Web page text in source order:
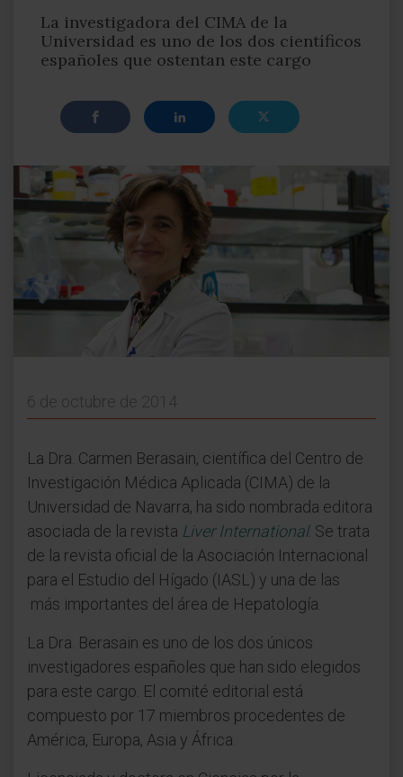
La investigadora del CIMA de la
Universidad es uno de los dos científicos
españoles que ostentan este cargo
6 de octubre de 2014
La Dra. Carmen Berasain, científica del Centro de
Investigación Médica Aplicada (CIMA) de la
Universidad de Navarra, ha sido nombrada editora
asociada de la revista Liver International. Se trata
de la revista oficial de la Asociación Internacional
para el Estudio del Hígado (IASL) y una de las
más importantes del área de Hepatología.
La Dra. Berasain es uno de los dos únicos
investigadores españoles que han sido elegidos
para este cargo. El comité editorial está
compuesto por 17 miembros procedentes de
América, Europa, Asia y África.